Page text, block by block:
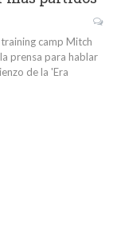
camp Mitch
prensa para hablar
de la 'Era